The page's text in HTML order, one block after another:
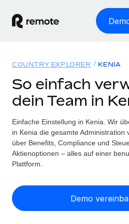
WELTWEITE BESCHÄFTIGUNG
Globale Payroll
Einfache, rechtssicher Payroll
Employer of Record
Weltweites Wachstum ohne
Contractor of Record
Rechtssichere, weltweite
Lösungen
WELTWEITE ABDECKUNG
Country Explorer
Länderspezifische
Einfache Einstellung in allen
Ressourcen
TOOLS UND RECHNER
Personalkostenrechner
Preise
COUNTRY EXPLORER KENIA
So einfach
dein Team in
Einfache Einstellung in Kenia. Wir
in Kenia die gesamte Administration
über Benefits, Compliance und
Aktienoptionen – alles auf einer
Plattform.
Demo